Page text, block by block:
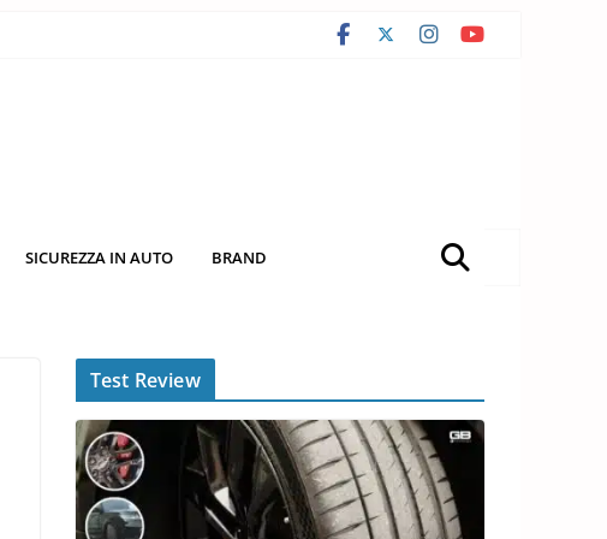
SICUREZZA IN AUTO BRAND
Test Review